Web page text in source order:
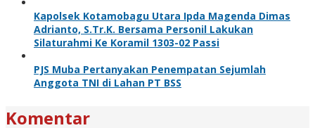
Kapolsek Kotamobagu Utara Ipda Magenda Dimas
Adrianto, S.Tr.K. Bersama Personil Lakukan
Silaturahmi Ke Koramil 1303-02 Passi
PJS Muba Pertanyakan Penempatan Sejumlah
Anggota TNI di Lahan PT BSS
Komentar